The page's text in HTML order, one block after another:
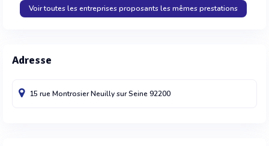
Voir toutes les entreprises proposants les mêmes prestations
Adresse
15 rue MontrosierNeuilly sur Seine 92200